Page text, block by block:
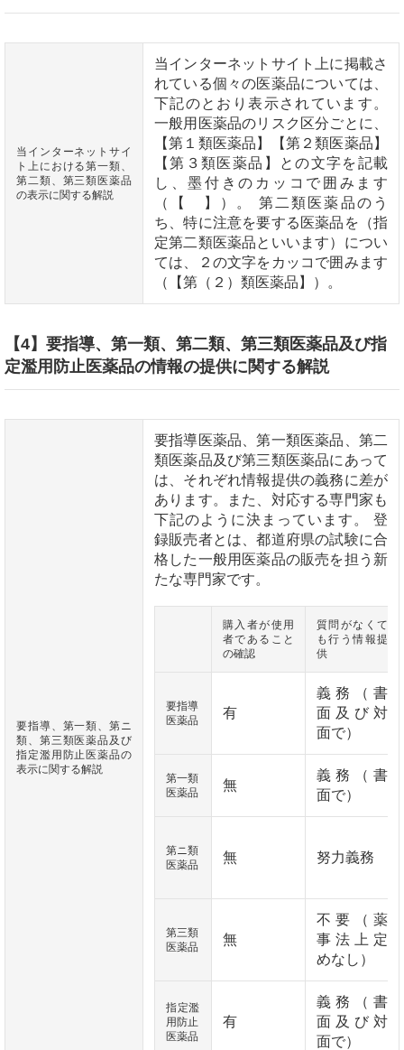
当インターネットサイ
ト上における第一類、
第二類、第三類医薬品
の表示に関する解説
当インターネットサイト上に掲載さ
れている個々の医薬品については、
下記のとおり表示されています。
一般用医薬品のリスク区分ごとに、
【第１類医薬品】【第２類医薬品】
【第３類医薬品】との文字を記載
し、墨付きのカッコで囲みます
（【 】）。 第二類医薬品のう
ち、特に注意を要する医薬品を（指
定第二類医薬品といいます）につい
ては、２の文字をカッコで囲みます
（【第（２）類医薬品】）。
【4】要指導、第一類、第二類、第三類医薬品及び指
定濫用防止医薬品の情報の提供に関する解説
要指導、第一類、第ニ
類、第三類医薬品及び
指定濫用防止医薬品の
表示に関する解説
要指導医薬品、第一類医薬品、第二
類医薬品及び第三類医薬品にあって
は、それぞれ情報提供の義務に差が
あります。また、対応する専門家も
下記のように決まっています。 登
録販売者とは、都道府県の試験に合
格した一般用医薬品の販売を担う新
たな専門家です。
購入者が使用
者であること
の確認
質問がなくて
も行う情報提
供
要指導
医薬品
有
義務（書
面及び対
面で）
第一類
医薬品
無
義務（書
面で）
第ニ類
医薬品
無 努力義務
第三類
医薬品
無
不要（薬
事法上定
めなし）
指定濫
用防止
医薬品
有
義務（書
面及び対
面で）